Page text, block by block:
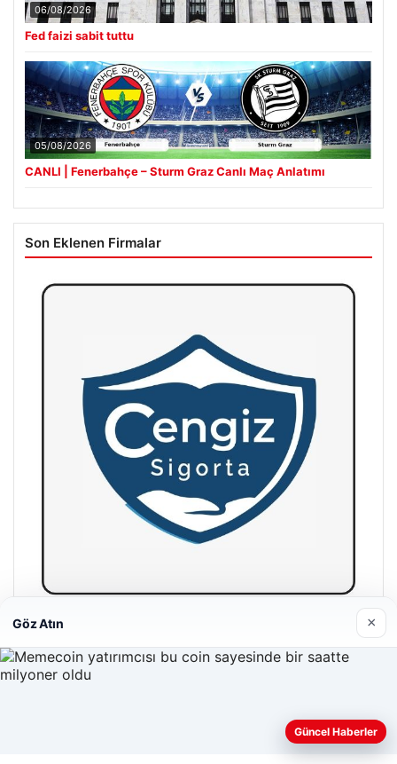
06/08/2026
Fed faizi sabit tuttu
05/08/2026
CANLI | Fenerbahçe – Sturm Graz Canlı Maç Anlatımı
Son Eklenen Firmalar
Hastaş Beton
26/05/2026
Web sitemizi nasıl kullandığınızı daha iyi anlayabilmek,
Göz Atın ×
Güncel Haberler